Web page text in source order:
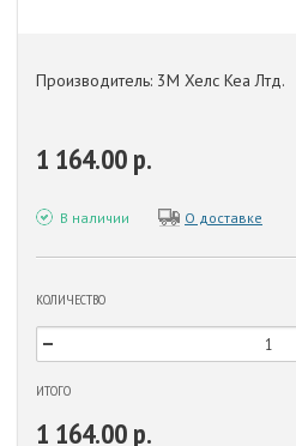
Производитель: 3М Хелс Кеа Лтд.
1 164.00 р.
В наличии О доставке
КОЛИЧЕСТВО
ИТОГО
1 164.00 р.